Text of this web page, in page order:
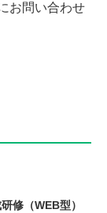
お問い合わせ
修（WEB型）